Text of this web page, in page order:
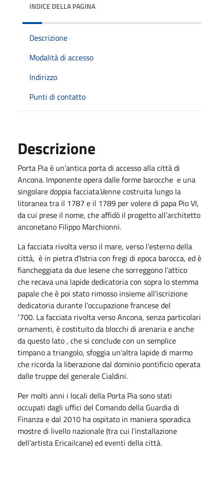
INDICE DELLA PAGINA
Descrizione
Modalità di accesso
Indirizzo
Punti di contatto
Descrizione
Porta Pia è un’antica porta di accesso alla città di
Ancona. Imponente opera dalle forme barocche e una
singolare doppia facciata.Venne costruita lungo la
litoranea tra il 1787 e il 1789 per volere di papa Pio VI,
da cui prese il nome, che affidò il progetto all’architetto
anconetano Filippo Marchionni.
La facciata rivolta verso il mare, verso l’esterno della
città, è in pietra d’Istria con fregi di epoca barocca, ed è
fiancheggiata da due lesene che sorreggono l’attico
che recava una lapide dedicatoria con sopra lo stemma
papale che è poi stato rimosso insieme all’iscrizione
dedicatoria durante l’occupazione francese del
‘700. La facciata rivolta verso Ancona, senza particolari
ornamenti, è costituito da blocchi di arenaria e anche
da questo lato , che si conclude con un semplice
timpano a triangolo, sfoggia un’altra lapide di marmo
che ricorda la liberazione dal dominio pontificio operata
dalle truppe del generale Cialdini.
Per molti anni i locali della Porta Pia sono stati
occupati dagli uffici del Comando della Guardia di
Finanza e dal 2010 ha ospitato in maniera sporadica
mostre di livello nazionale (tra cui l’installazione
dell’artista Ericailcane) ed eventi della città.